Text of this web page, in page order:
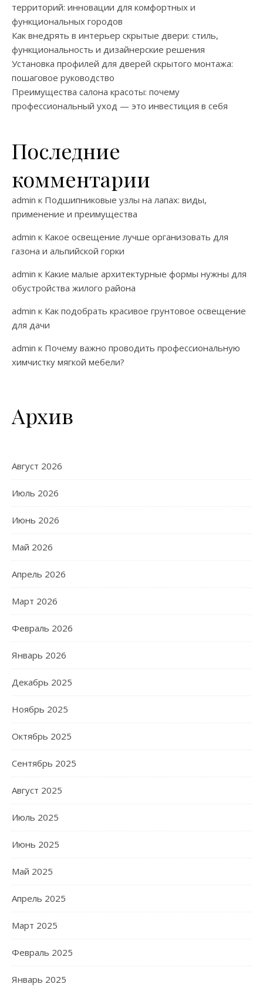
территорий: инновации для комфортных и
функциональных городов
Как внедрять в интерьер скрытые двери: стиль,
функциональность и дизайнерские решения
Установка профилей для дверей скрытого монтажа:
пошаговое руководство
Преимущества салона красоты: почему
профессиональный уход — это инвестиция в себя
Последние
комментарии
admin к Подшипниковые узлы на лапах: виды,
применение и преимущества
admin к Какое освещение лучше организовать для
газона и альпийской горки
admin к Какие малые архитектурные формы нужны для
обустройства жилого района
admin к Как подобрать красивое грунтовое освещение
для дачи
admin к Почему важно проводить профессиональную
химчистку мягкой мебели?
Архив
Август 2026
Июль 2026
Июнь 2026
Май 2026
Апрель 2026
Март 2026
Февраль 2026
Январь 2026
Декабрь 2025
Ноябрь 2025
Октябрь 2025
Сентябрь 2025
Август 2025
Июль 2025
Июнь 2025
Май 2025
Апрель 2025
Март 2025
Февраль 2025
Январь 2025